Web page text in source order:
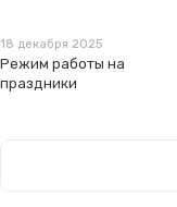
18 декабря 2025
Режим работы на
праздники